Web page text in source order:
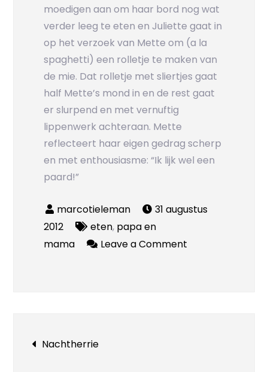
moedigen aan om haar bord nog wat
verder leeg te eten en Juliette gaat in
op het verzoek van Mette om (a la
spaghetti) een rolletje te maken van
de mie. Dat rolletje met sliertjes gaat
half Mette’s mond in en de rest gaat
er slurpend en met vernuftig
lippenwerk achteraan. Mette
reflecteert haar eigen gedrag scherp
en met enthousiasme: “Ik lijk wel een
paard!”
31 augustus
2012
eten, papa en
mama
Leave a Comment
Bericht
Nachtherrie